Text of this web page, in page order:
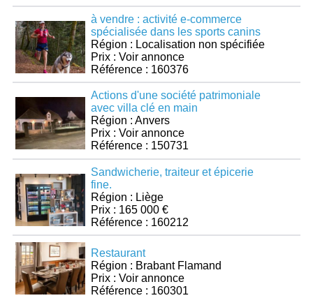
à vendre : activité e-commerce
spécialisée dans les sports canins
Région : Localisation non spécifiée
Prix : Voir annonce
Référence : 160376
Actions d'une société patrimoniale
avec villa clé en main
Région : Anvers
Prix : Voir annonce
Référence : 150731
Sandwicherie, traiteur et épicerie
fine.
Région : Liège
Prix : 165 000 €
Référence : 160212
Restaurant
Région : Brabant Flamand
Prix : Voir annonce
Référence : 160301